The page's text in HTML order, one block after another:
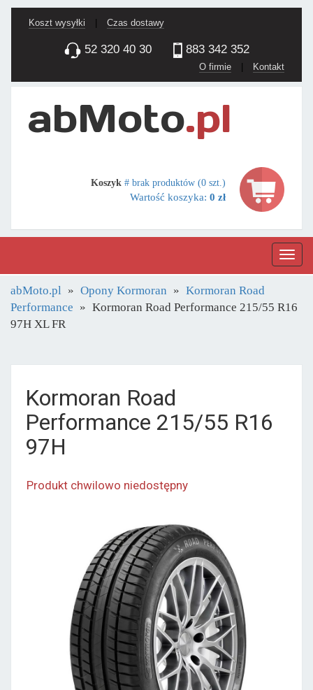
Koszt wysyłki Czas dostawy
52 320 40 30 883 342 352
O firmie | Kontakt
Koszyk # brak produktów (0 szt.)
Wartość koszyka: 0 zł
abMoto.pl Opony Kormoran
Kormoran Road
Performance
Kormoran Road Performance 215/55 R16
97H XL FR
Kormoran Road
Performance 215/55 R16
97H
Produkt chwilowo niedostępny